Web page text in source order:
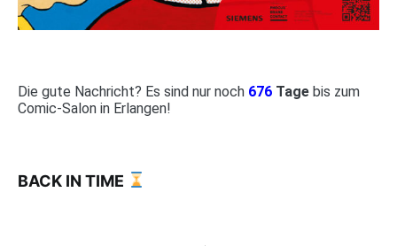
Die gute Nachricht? Es sind nur noch 676 Tage bis zum
Comic-Salon in Erlangen!
BACK IN TIME